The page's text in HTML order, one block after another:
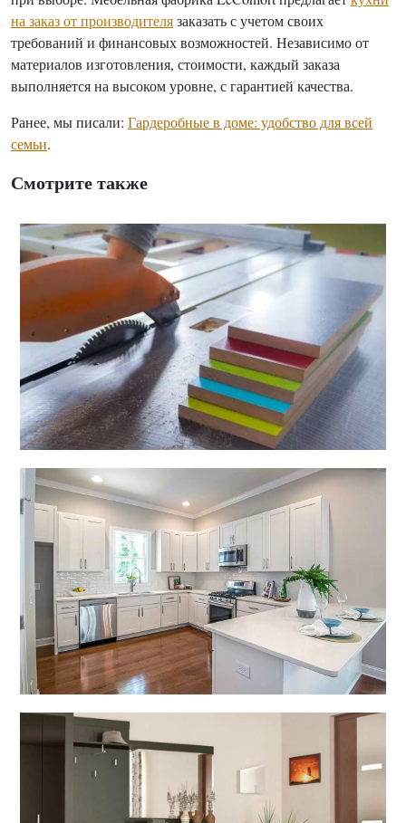
на заказ от производителязаказать с учетом своих
требований и финансовых возможностей. Независимо от
материалов изготовления, стоимости, каждый заказа
выполняется на высоком уровне, с гарантией качества.
Ранее, мы писали: Гардеробные в доме: удобство для всей
семьи.
Смотрите также